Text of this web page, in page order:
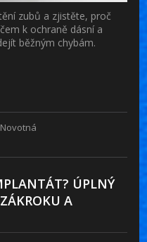
zubů a zjistěte, proč
k ochraně dásní a
běžným chybám.
ÚPLNÝ
A